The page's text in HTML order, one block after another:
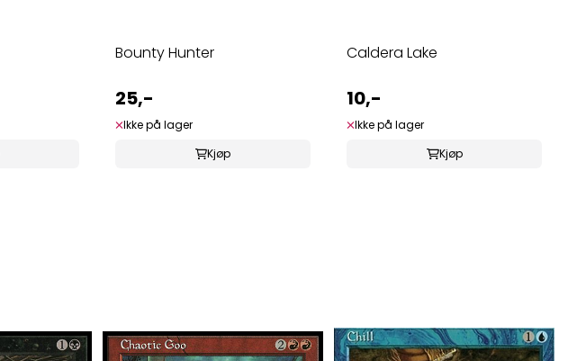
Bounty Hunter
25,-
Ikke på lager
Kjøp
Caldera Lake
10,-
Ikke på lager
Kjøp